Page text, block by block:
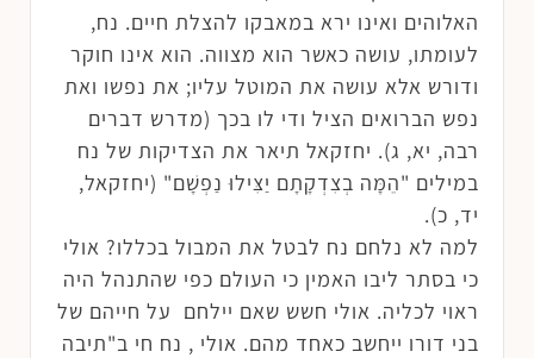
האלוהים ואינו ירא במאבקו להצלת חיים. נח,
לעומתו, עושה כאשר הוא מצווה. הוא אינו חוקר
ודורש אלא עושה את המוטל עליו; את נפשו ואת
נפש הברואים הציל ודי לו בכך (מדרש דברים
רבה, יא, ג). יחזקאל תיאר את הצדיקות של נח
במילים "הֵמָּה בְצִדְקָתָם יַצִּילוּ נַפְשָׁם" (יחזקאל,
יד, כ).
למה לא נלחם נח לבטל את המבול בכללו? אולי
כי בסתר ליבו האמין כי העולם כפי שהתנהל היה
ראוי לכליה. אולי חשש שאם יילחם על חייהם של
בני דורו ייחשב כאחד מהם. אולי , נח חי ב"תיבה